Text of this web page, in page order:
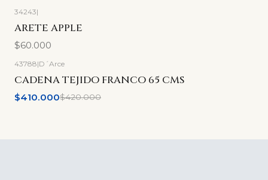
34243|
ARETE APPLE
$60.000
-2%OFF
43788|D´Arce
CADENA TEJIDO FRANCO 65 CMS
$410.000$420.000